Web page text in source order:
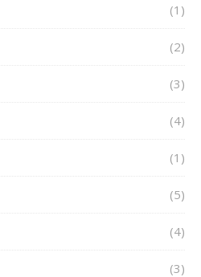
(1)
(2)
(3)
(4)
(1)
(5)
(4)
(3)